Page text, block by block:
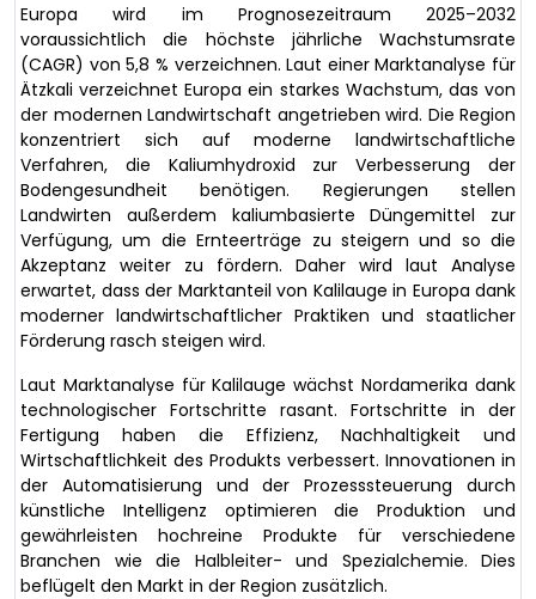
Europa wird im Prognosezeitraum 2025–2032
voraussichtlich die höchste jährliche Wachstumsrate
(CAGR) von 5,8 % verzeichnen. Laut einer Marktanalyse für
Ätzkali verzeichnet Europa ein starkes Wachstum, das von
der modernen Landwirtschaft angetrieben wird. Die Region
konzentriert sich auf moderne landwirtschaftliche
Verfahren, die Kaliumhydroxid zur Verbesserung der
Bodengesundheit benötigen. Regierungen stellen
Landwirten außerdem kaliumbasierte Düngemittel zur
Verfügung, um die Ernteerträge zu steigern und so die
Akzeptanz weiter zu fördern. Daher wird laut Analyse
erwartet, dass der Marktanteil von Kalilauge in Europa dank
moderner landwirtschaftlicher Praktiken und staatlicher
Förderung rasch steigen wird.
Laut Marktanalyse für Kalilauge wächst Nordamerika dank
technologischer Fortschritte rasant. Fortschritte in der
Fertigung haben die Effizienz, Nachhaltigkeit und
Wirtschaftlichkeit des Produkts verbessert. Innovationen in
der Automatisierung und der Prozesssteuerung durch
künstliche Intelligenz optimieren die Produktion und
gewährleisten hochreine Produkte für verschiedene
Branchen wie die Halbleiter- und Spezialchemie. Dies
beflügelt den Markt in der Region zusätzlich.